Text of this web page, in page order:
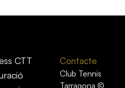
CTT
Contacte
Club Tennis
Tarragona ©